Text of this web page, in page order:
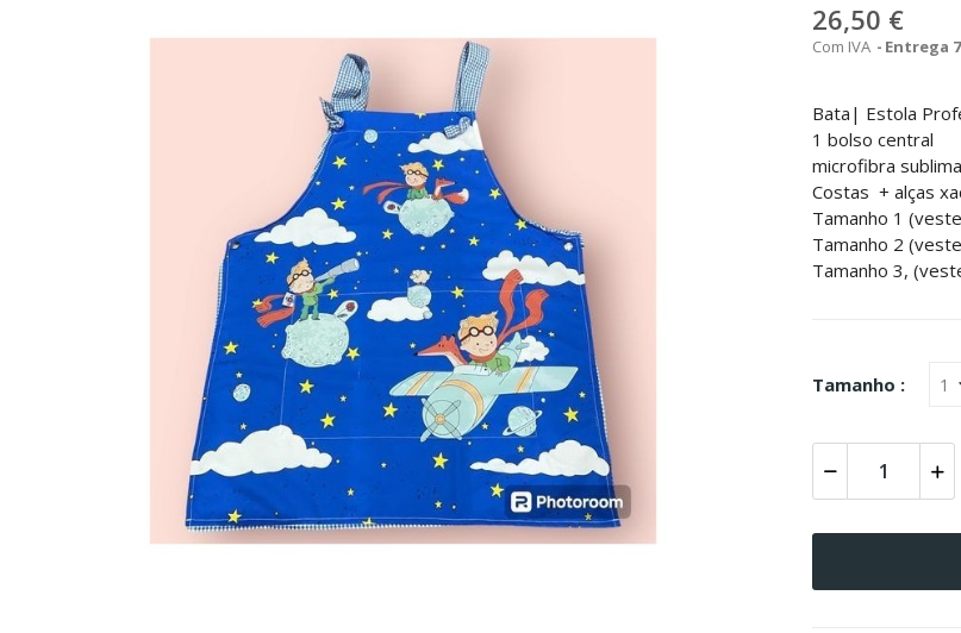
26,50 €
Com IVA Entrega
Bata| Estola
1 bolso central
microfibra
Costas + alças
Tamanho 1
Tamanho 2
Tamanho 3,
Tamanho :